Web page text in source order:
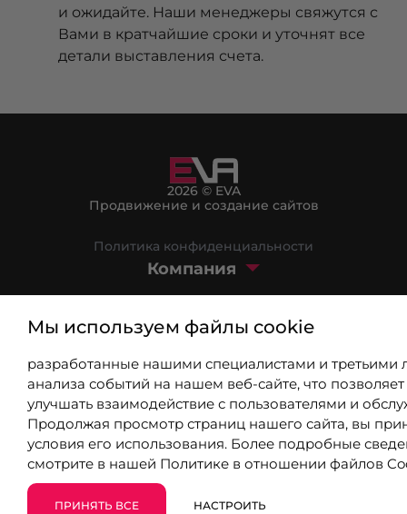
и ожидайте. Наши менеджеры свяжутся с
Вами в кратчайшие сроки и уточнят все
детали выставления счета.
2026 © EVA
Продвижение и создание сайтов
Политика конфиденциальности
Компания
Блог
8 (800) 301-39-03
info@9310802.ru
Уфа, Верхнеторговая площадь, 6
Мы используем файлы cookie
разработанные нашими специалистами и третьими
анализа событий на нашем веб-сайте, что
улучшать взаимодействие с пользователями и
Продолжая просмотр страниц нашего сайта, вы
условия его использования. Более подробные
смотрите в нашей Политике в отношении файлов
ПРИНЯТЬ ВСЕ НАСТРОИТЬ